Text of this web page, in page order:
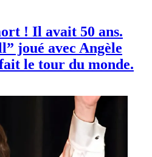
! Il avait 50 ans.
joué avec Angèle
le tour du monde.